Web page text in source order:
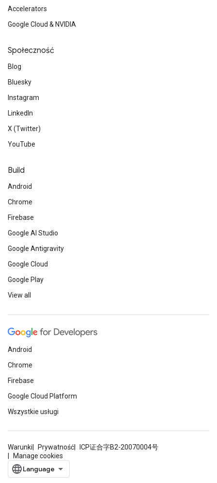
Accelerators
Google Cloud & NVIDIA
Społeczność
Blog
Bluesky
Instagram
LinkedIn
X (Twitter)
YouTube
Build
Android
Chrome
Firebase
Google AI Studio
Google Antigravity
Google Cloud
Google Play
View all
Android
Chrome
Firebase
Google Cloud Platform
Wszystkie usługi
Warunki Prywatność
ICP证合字B2-20070004号
Manage cookies